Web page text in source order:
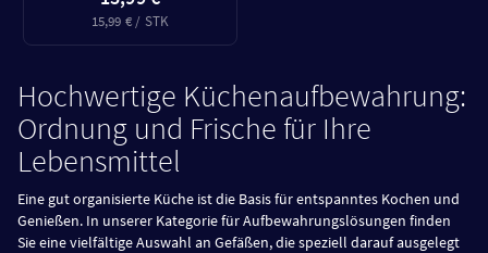
15,99 € / STK
Hochwertige Küchenaufbewahrung:
Ordnung und Frische für Ihre
Lebensmittel
Eine gut organisierte Küche ist die Basis für entspanntes Kochen und
Genießen. In unserer Kategorie für Aufbewahrungslösungen finden
Sie eine vielfältige Auswahl an Gefäßen, die speziell darauf ausgelegt